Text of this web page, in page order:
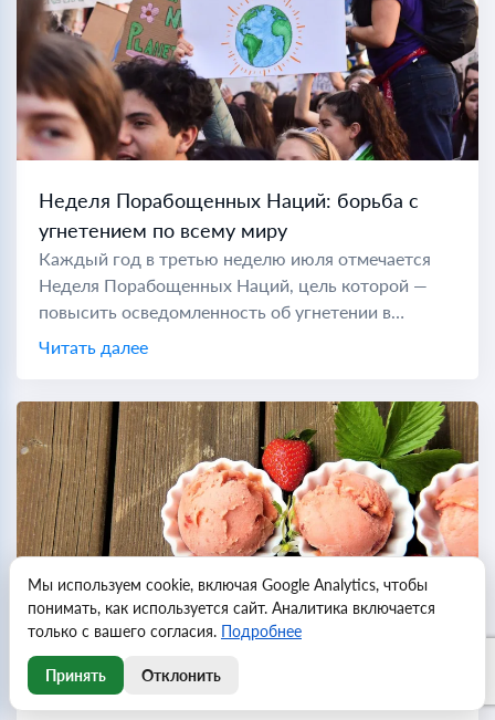
Неделя Порабощенных Наций: борьба с
угнетением по всему миру
Каждый год в третью неделю июля отмечается
Неделя Порабощенных Наций, цель которой —
повысить осведомленность об угнетении в
коммунистических странах по всему миру. Во
время холодной войны "порабощенной нацией"
Читать далее
Всемирный день мороженого отмечают в
Мы используем cookie, включая Google Analytics, чтобы
понимать, как используется сайт. Аналитика включается
только с вашего согласия. Подробнее
Принять Отклонить